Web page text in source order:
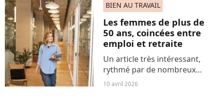
les femmes à l’incarner, de
TikTok à Insta, alors même
que les criminels,...
BIEN AU TRAVAIL
Les femmes de plus de
50 ans, coincées entre
emploi et retraite
Un article très intéressant,
rythmé par de nombreux
témoignages, paru en
10 avril 2026